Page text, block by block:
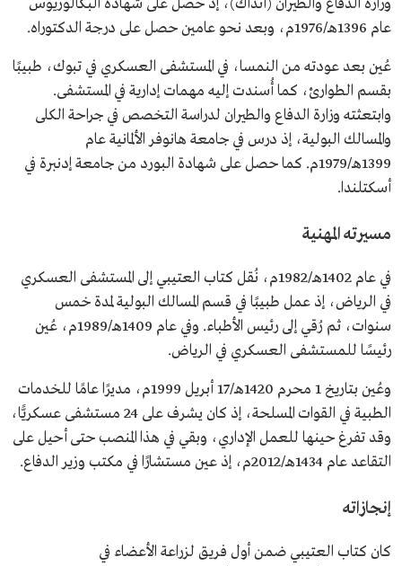
وزارة الدفاع والطيران (آنذاك)، إذ حصل على شهادة البكالوريوس
عام 1396هـ/1976م، وبعد نحو عامين حصل على درجة الدكتوراه.
عُين بعد عودته من النمسا، في المستشفى العسكري في تبوك، طبيبًا
بقسم الطوارئ، كما أُسندت إليه مهمات إدارية في المستشفى.
وابتعثته وزارة الدفاع والطيران لدراسة التخصص في جراحة الكلى
والمسالك البولية، إذ درس في جامعة هانوفر الألمانية عام
1399هـ/1979م. كما حصل على شهادة البورد من جامعة إدنبرة في
أسكتلندا.
مسيرته المهنية
في عام 1402هـ/1982م، نُقل كتاب العتيبي إلى المستشفى العسكري
في الرياض، إذ عمل طبيبًا في قسم المسالك البولية لمدة خمس
سنوات، ثم رُقي إلى رئيس الأطباء. وفي عام 1409هـ/1989م، عُين
رئيسًا للمستشفى العسكري في الرياض.
وعُين بتاريخ 1 محرم 1420هـ/17 أبريل 1999م، مديرًا عامًا للخدمات
الطبية في القوات المسلحة، إذ كان يشرف على 24 مستشفى عسكريًّا،
وقد تفرغ حينها للعمل الإداري، وبقي في هذا المنصب حتى أحيل على
التقاعد عام 1434هـ/2012م، إذ عين مستشارًا في مكتب وزير الدفاع.
إنجازاته
كان كتاب العتيبي ضمن أول فريق لزراعة الأعضاء في